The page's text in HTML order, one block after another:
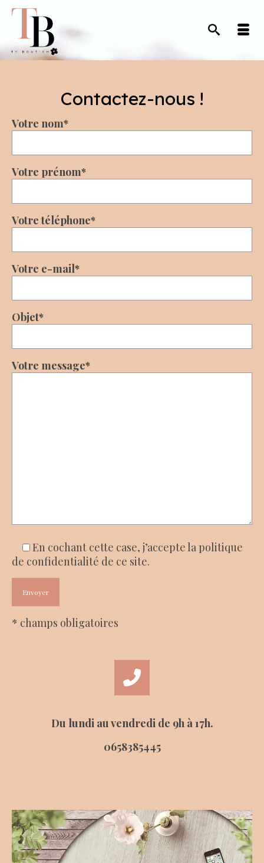
Contactez-nous !
Votre nom*
Votre prénom*
Votre téléphone*
Votre e-mail*
Objet*
Votre message*
En cochant cette case, j’accepte la politique
de confidentialité de ce site.
* champs obligatoires
Du lundi au vendredi de 9h à 17h.
0658385445